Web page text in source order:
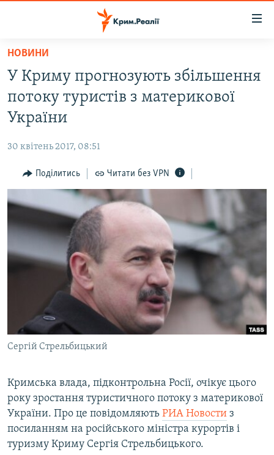
Перейти
основного
матеріалу
Перейти
до
основної
Перейти
до
пошуку
ВОДА.КРИМ
ВІДЕО ТА ФОТО
БЛОГИ
ПОГЛЯД
ІНТЕРВ'Ю
ВСЕ ЗА ДЕНЬ
СПЕЦПРОЕКТИ
ДЕПОРТАЦІЯ
ВІДЕОУРОКИ «ELIFBE»
СВІДЧЕННЯ ОКУПАЦІЇ
УКРАЇНСЬКА ПРОБЛЕМА КРИМУ
ІНФОГРАФІКА
ЯК ОБІЙТИ БЛОКУВАННЯ
Qırımtatar
ДОЛУЧАЙСЯ!
Усі сайти RFE/RL
НОВИНИ
У Криму прогнозують збільшення
потоку туристів з материкової
України
30 квітень 2017, 08:51
Поділитись Читати без VPN
Сергій Стрельбицький
Кримська влада, підконтрольна Росії, очікує цього
року зростання туристичного потоку з материкової
України. Про це повідомляють РИА Новости з
посиланням на російського міністра курортів і
туризму Криму Сергія Стрельбицького.